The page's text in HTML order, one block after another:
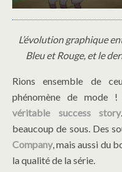
L’évolution graphique
Bleu et Rouge, et le
Rions ensemble de
phénomène de mode !
véritable success story
beaucoup de sous. Des
Company, mais aussi du
la qualité de la série.